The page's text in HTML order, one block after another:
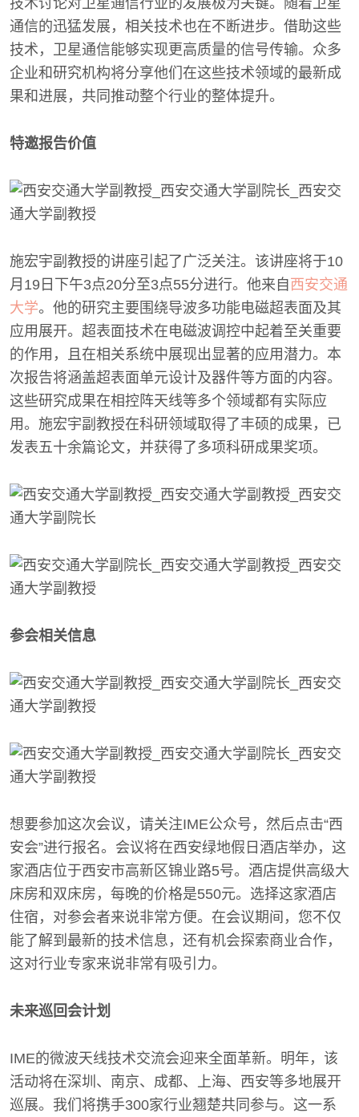
技术讨论对卫星通信行业的发展极为关键。随着卫星
通信的迅猛发展，相关技术也在不断进步。借助这些
技术，卫星通信能够实现更高质量的信号传输。众多
企业和研究机构将分享他们在这些技术领域的最新成
果和进展，共同推动整个行业的整体提升。
特邀报告价值
施宏宇副教授的讲座引起了广泛关注。该讲座将于10
月19日下午3点20分至3点55分进行。他来自 西安交通
大学。他的研究主要围绕导波多功能电磁超表面及其
应用展开。超表面技术在电磁波调控中起着至关重要
的作用，且在相关系统中展现出显著的应用潜力。本
次报告将涵盖超表面单元设计及器件等方面的内容。
这些研究成果在相控阵天线等多个领域都有实际应
用。施宏宇副教授在科研领域取得了丰硕的成果，已
发表五十余篇论文，并获得了多项科研成果奖项。
参会相关信息
想要参加这次会议，请关注IME公众号，然后点击“西
安会”进行报名。会议将在西安绿地假日酒店举办，这
家酒店位于西安市高新区锦业路5号。酒店提供高级大
床房和双床房，每晚的价格是550元。选择这家酒店
住宿，对参会者来说非常方便。在会议期间，您不仅
能了解到最新的技术信息，还有机会探索商业合作，
这对行业专家来说非常有吸引力。
未来巡回会计划
IME的微波天线技术交流会迎来全面革新。明年，该
活动将在深圳、南京、成都、上海、西安等多地展开
巡展。我们将携手300家行业翘楚共同参与。这一系